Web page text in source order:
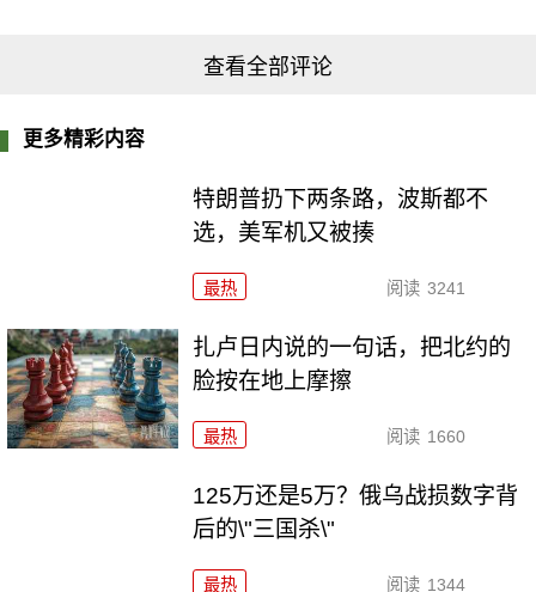
查看全部评论
更多精彩内容
特朗普扔下两条路，波斯都不
选，美军机又被揍
最热 阅读 3241
扎卢日内说的一句话，把北约的
脸按在地上摩擦
最热 阅读 1660
125万还是5万？俄乌战损数字背
后的\"三国杀\"
最热 阅读 1344